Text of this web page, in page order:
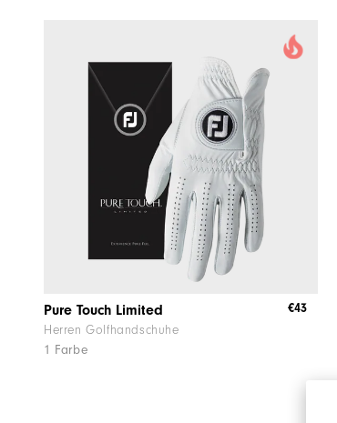
Pure Touch Limited
Herren Golfhandschuhe
1 Farbe
€43